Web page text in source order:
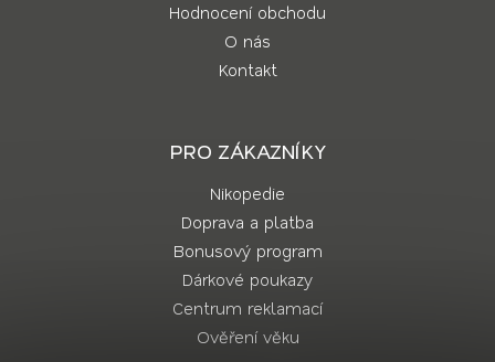
Hodnocení obchodu
O nás
Kontakt
PRO ZÁKAZNÍKY
Nikopedie
Doprava a platba
Bonusový program
Dárkové poukazy
Centrum reklamací
Ověření věku